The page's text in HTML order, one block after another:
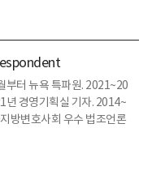
부터 뉴욕 특파원. 2021~20
경영기획실 기자. 2014~
방변호사회 우수 법조언론